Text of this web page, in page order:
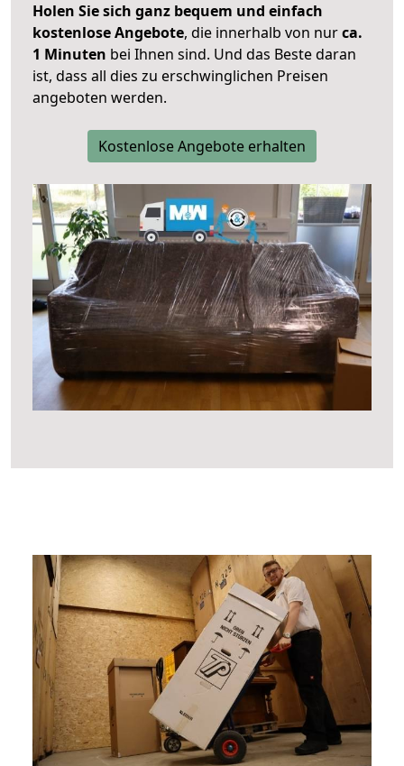
Holen Sie sich ganz bequem und einfach
kostenlose Angebote, die innerhalb von nurca.
1 Minuten bei Ihnen sind. Und das Beste daran
ist, dass all dies zu erschwinglichen Preisen
angeboten werden.
Kostenlose Angebote erhalten